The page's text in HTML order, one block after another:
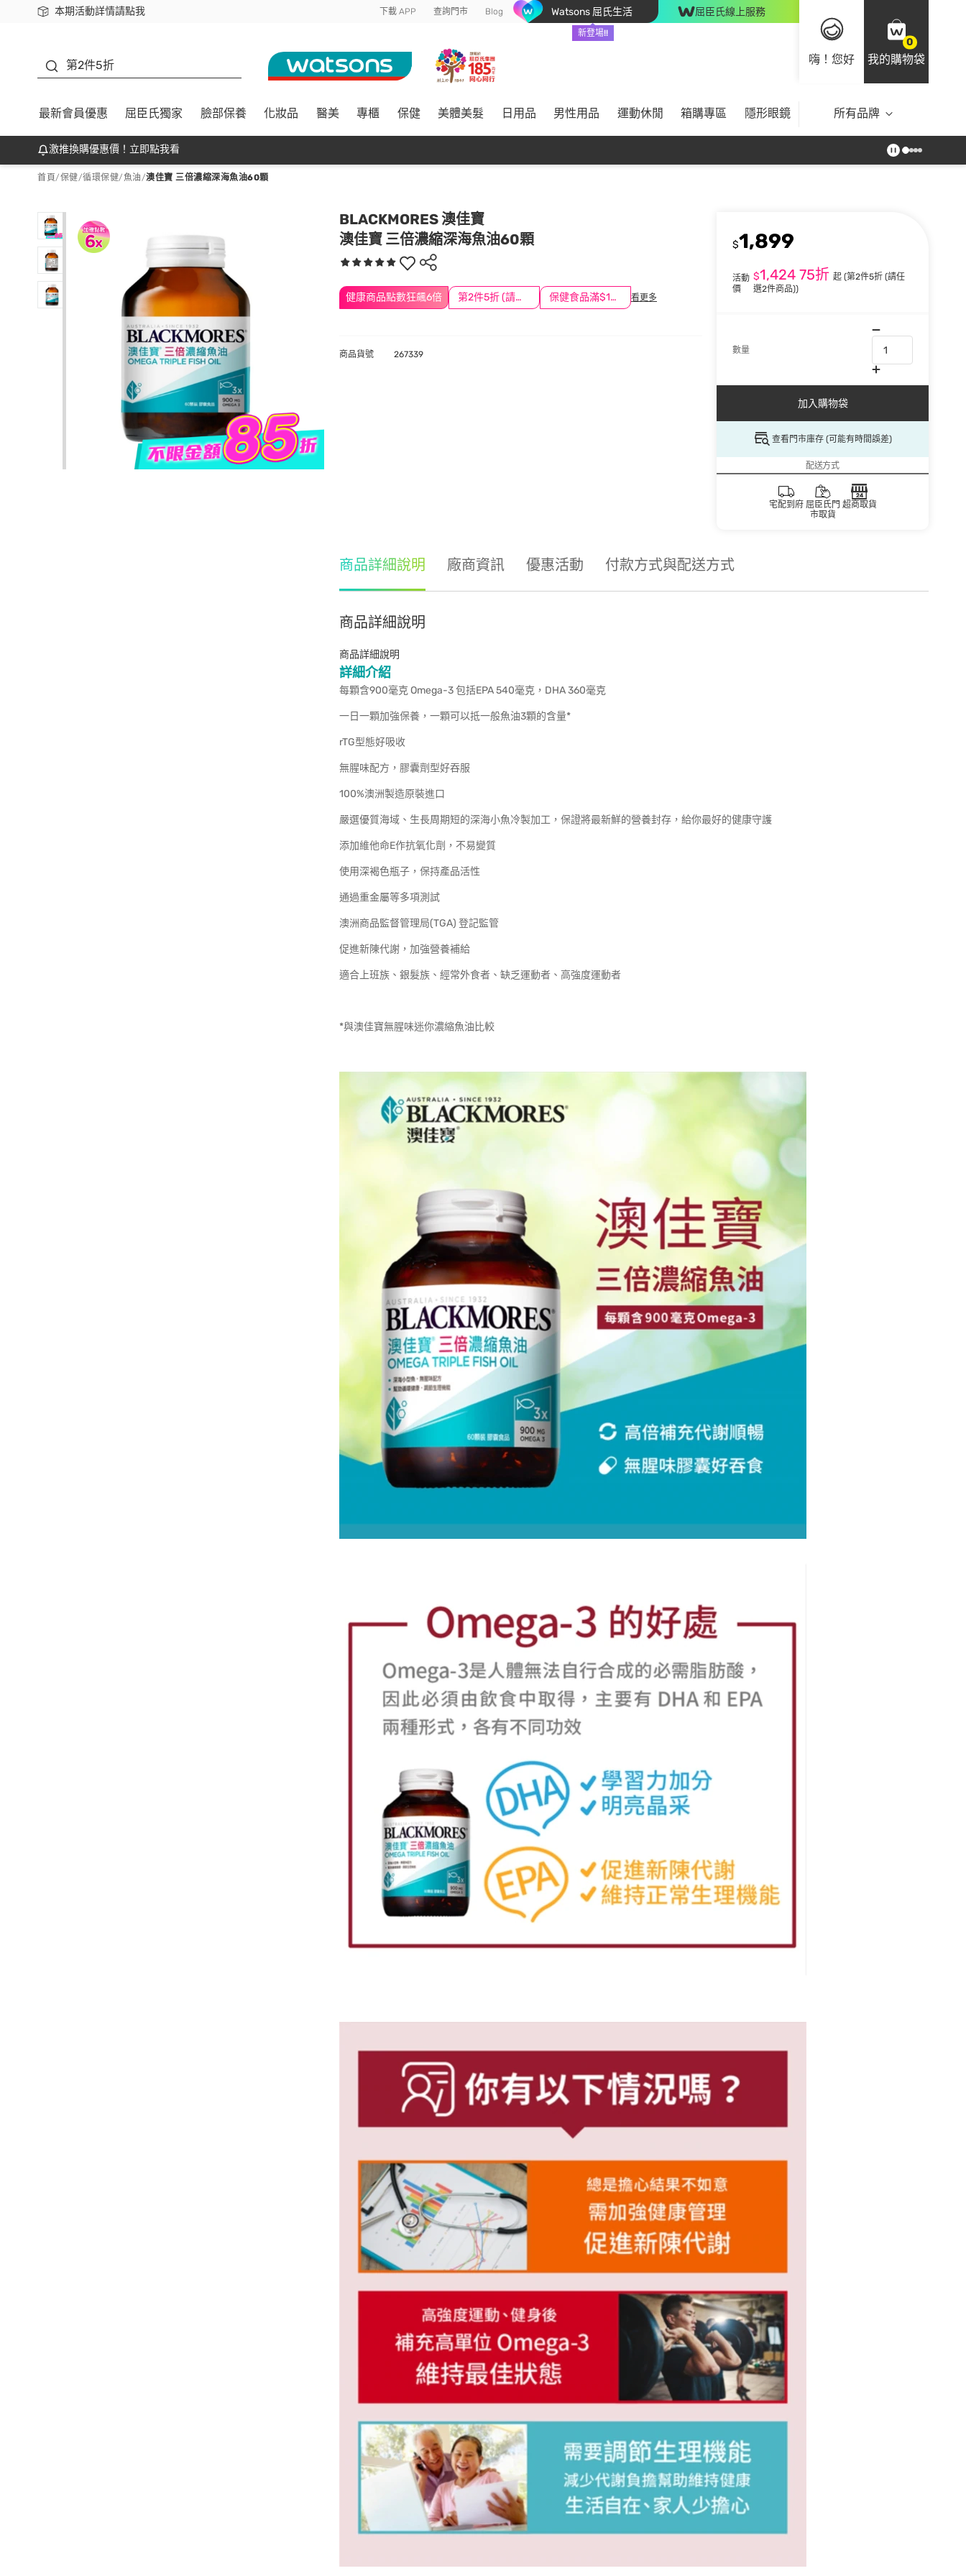
本期活動詳情請點我
下載app最高回饋$350 下載 APP 查詢門市 Blog Watsons 屈氏生活
新登場!!
屈臣氏線上服務
嗨！您好
0
我的購物袋
第2件5折
最新會員優惠 屈臣氏獨家 臉部保養 化妝品 醫美 專櫃 保健 美體美髮 日用品 男性用品 運動休閒 箱購專區 隱形眼鏡 所有品牌
激推換購優惠價！立即點我看
首頁/保健/循環保健/ 魚油/澳佳寶 三倍濃縮深海魚油60顆
BLACKMORES 澳佳寶
澳佳寶 三倍濃縮深海魚油60顆
健康商品點數狂飆6倍 第2件5折 (請任選2件商品) 保健食品滿$1200送$100 看更多
$1,899
活動
價
$1,424 75折起(第2件5折 (請任
選2件商品))
數量
加入購物袋
查看門市庫存 (可能有時間誤差)
配送方式
宅配到府 屈臣氏門
市取貨
超商取貨
商品貨號 267339
商品詳細說明 廠商資訊 優惠活動 付款方式與配送方式
商品詳細說明
商品詳細說明
詳細介紹
每顆含900毫克 Omega-3 包括EPA 540毫克，DHA 360毫克
一日一顆加強保養，一顆可以抵一般魚油3顆的含量*
rTG型態好吸收
無腥味配方，膠囊劑型好吞服
100%澳洲製造原裝進口
嚴選優質海域、生長周期短的深海小魚冷製加工，保證將最新鮮的營養封存，給你最好的健康守護
添加維他命E作抗氧化劑，不易變質
使用深褐色瓶子，保持產品活性
通過重金屬等多項測試
澳洲商品監督管理局(TGA) 登記監管
促進新陳代謝，加強營養補給
適合上班族、銀髮族、經常外食者、缺乏運動者、高強度運動者
*與澳佳寶無腥味迷你濃縮魚油比較